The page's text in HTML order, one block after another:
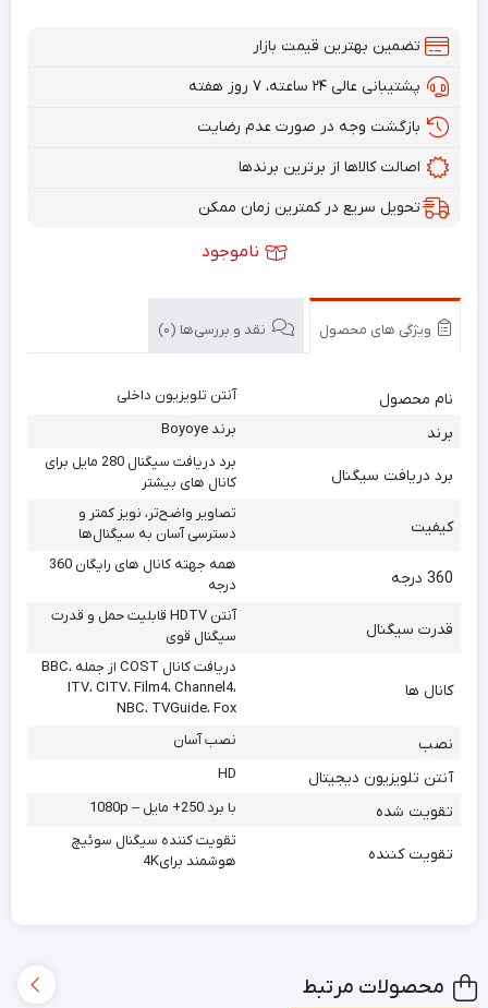
تضمین بهترین قیمت بازار
پشتیبانی عالی ۲۴ ساعته، ۷ روز هفته
بازگشت وجه در صورت عدم رضایت
اصالت کالاها از برترین برندها
تحویل سریع در کمترین زمان ممکن
ناموجود
ویژگی های محصول نقد و بررسی‌ها (0)
نام محصول آنتن تلویزیون داخلی
برند برند Boyoye
برد دریافت سیگنال
برد دریافت سیگنال 280 مایل برای
کانال های بیشتر
کیفیت
تصاویر واضح‌تر، نویز کمتر و
دسترسی آسان به سیگنال‌ها
360 درجه
همه جهته کانال های رایگان 360
درجه
قدرت سیگنال
آنتن HDTV قابلیت حمل و قدرت
سیگنال قوی
کانال ها
دریافت کانال COST از جمله BBC،
ITV، CITV، Film4، Channel4،
NBC، TVGuide، Fox
نصب نصب آسان
آنتن تلویزیون دیجیتال HD
تقویت شده با برد 250+ مایل – 1080p
تقویت کننده
تقویت کننده سیگنال سوئیچ
هوشمند برای4K
محصولات مرتبط